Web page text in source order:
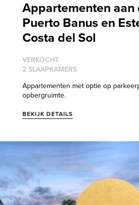
Appartementen aan
Puerto Banus en
Costa del Sol
VERKOCHT
2 SLAAPKAMERS
Appartementen met optie op
opbergruimte.
BEKIJK DETAILS